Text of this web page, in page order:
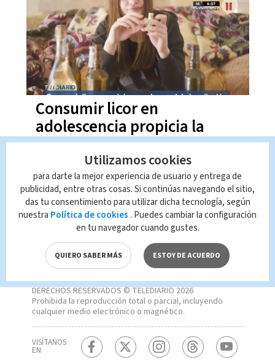
Consumir licor en
adolescencia propicia la
adicción
DERECHOS RESERVADOS © TELEDIARIO 2026
Prohibida la reproducción total o parcial, incluyendo
cualquier medio electrónico o magnético.
VISÍTANOS
EN
Utilizamos cookies
para darte la mejor experiencia de usuario y entrega de
publicidad, entre otras cosas. Si continúas navegando el sitio,
das tu consentimiento para utilizar dicha tecnología, según
nuestra Política de cookies . Puedes cambiar la configuración
en tu navegador cuando gustes.
QUIERO SABER MÁS ESTOY DE ACUERDO